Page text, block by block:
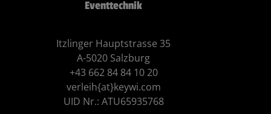
Eventtechnik
Itzlinger Hauptstrasse 35
A-5020 Salzburg
+43 662 84 84 10 20
verleih{at}keywi.com
UID Nr.: ATU65935768